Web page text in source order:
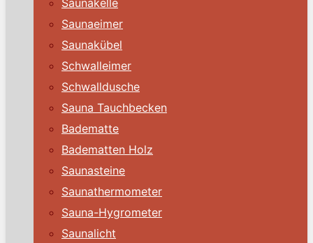
Saunakelle
Saunaeimer
Saunakübel
Schwalleimer
Schwalldusche
Sauna Tauchbecken
Badematte
Badematten Holz
Saunasteine
Saunathermometer
Sauna-Hygrometer
Saunalicht